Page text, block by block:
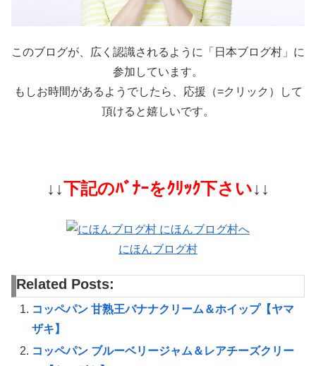
このブログが、広く認識されるように「日本ブログ村」に
参加しています。
もしお時間があるようでしたら、応援（=クリック）して
頂けると嬉しいです。
↓↓下記のﾊﾞﾅｰをｸﾘｯｸ下さい↓↓
にほんブログ村
Related Posts:
コッペパン 甘熟王バナナクリーム＆ホイップ【ヤマ
ザキ】
コッペパン ブルーベリージャム＆レアチーズクリー